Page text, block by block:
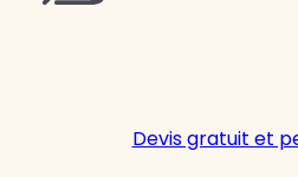
Devis gratuit et